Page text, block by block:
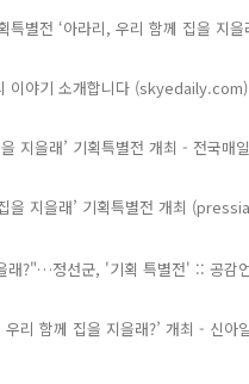
특별전 ‘아라리, 우리 함께 집을 지
이야기 소개합니다 (skyedaily.com)
지을래’ 기획특별전 개최 - 전국
을 지을래’ 기획특별전 개최
래?"…정선군, '기획 특별전' :: 공감
우리 함께 집을 지을래?’ 개최 - 신